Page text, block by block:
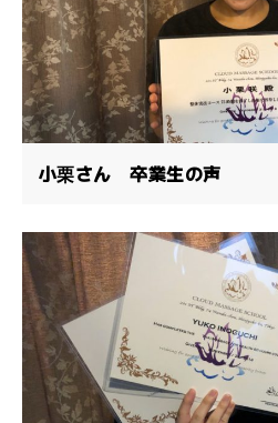
小栗さん 卒業生の声